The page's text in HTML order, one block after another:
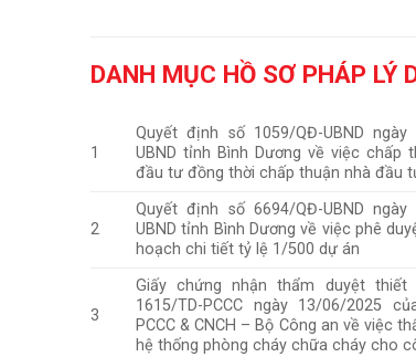
DANH MỤC HỒ SƠ PHÁP LÝ
1
Quyết định số 1059/QĐ-UBND
UBND tỉnh Bình Dương về việc chấp
đầu tư đồng thời chấp thuận nhà đầu
2
Quyết định số 6694/QĐ-UBND
UBND tỉnh Bình Dương về việc phê
hoạch chi tiết tỷ lệ 1/500 dự án
3
Giấy chứng nhận thẩm duyệt thiết
1615/TD-PCCC ngày 13/06/2025
PCCC & CNCH – Bộ Công an về việc
hệ thống phòng cháy chữa cháy cho